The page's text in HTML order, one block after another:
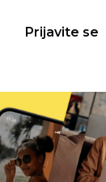
Prijavite se